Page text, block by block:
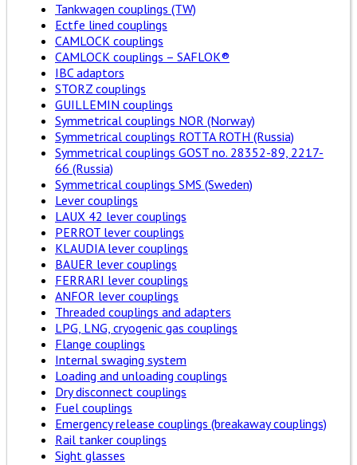
Tankwagen couplings (TW)
Ectfe lined couplings
CAMLOCK couplings
CAMLOCK couplings – SAFLOK®
IBC adaptors
STORZ couplings
GUILLEMIN couplings
Symmetrical couplings NOR (Norway)
Symmetrical couplings ROTTA ROTH (Russia)
Symmetrical couplings GOST no. 28352-89, 2217-
66 (Russia)
Symmetrical couplings SMS (Sweden)
Lever couplings
LAUX 42 lever couplings
PERROT lever couplings
KLAUDIA lever couplings
BAUER lever couplings
FERRARI lever couplings
ANFOR lever couplings
Threaded couplings and adapters
LPG, LNG, cryogenic gas couplings
Flange couplings
Internal swaging system
Loading and unloading couplings
Dry disconnect couplings
Fuel couplings
Emergency release couplings (breakaway couplings)
Rail tanker couplings
Sight glasses